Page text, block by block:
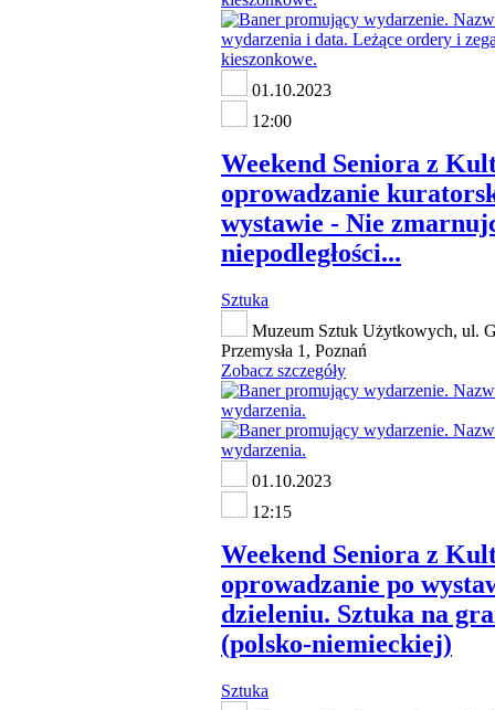
01.10.2023
12:00
Weekend Seniora z
oprowadzanie
wystawie - Nie
niepodległości...
Sztuka
Muzeum Sztuk Użytkowych, ul.
Przemysła 1, Poznań
Zobacz szczegóły
01.10.2023
12:15
Weekend Seniora z
oprowadzanie po
dzieleniu. Sztuka na
(polsko-niemieckiej)
Sztuka